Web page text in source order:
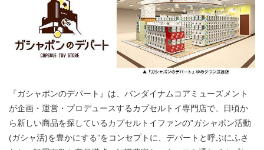
『ガシャポンのデパート』は、バンダイナムコアミューズメント
が企画・運営・プロデュースするカプセルトイ専門店で、日頃か
ら新しい商品を探しているカプセルトイファンの”ガシャポン活動
(ガシャ活)を豊かにする”をコンセプトに、デパートと呼ぶにふさ